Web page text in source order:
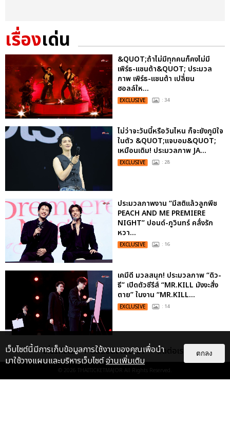
เรื่องเด่น
&QUOT;ถ้าไม่มีทุกคนก็คงไม่มี
เพิร์ธ-แซนต้า&QUOT; ประมวล
ภาพ เพิร์ธ-แซนต้า เปลี่ยน
ฮอลล์ให...
EXCLUSIVE : 34
ไม่ว่าจะวันนี้หรือวันไหน ก็จะยังภูมิใจ
ในตัว &QUOT;แจบอม&QUOT;
เหมือนเดิม! ประมวลภาพ JA...
EXCLUSIVE : 28
ประมวลภาพงาน “มีสติแล้วลูกพีช
PEACH AND ME PREMIERE
NIGHT” ปอนด์-ภูวินทร์ คลั่งรัก
หวา...
EXCLUSIVE : 16
เคมีดี มวลสนุก! ประมวลภาพ “ดิว-
ธี” เปิดตัวซีรีส์ “MR.KILL มังงะสั่ง
ตาย” ในงาน “MR.KILL...
EXCLUSIVE : 14
ประมวลภาพค่ำคืนแห่งความทรงจำ
ของ ITZY และมิดจีไทย ในวันที่
หัวใจส่องสว่างไปพร้อมกัน
EXCLUSIVE : 11
เกี่ยวกับเรา ติดต่อลงโฆษณา ติดต่อเรา
© 2026 THAITICKETMAJOR All Rights Reserved.
เว็บไซต์นี้มีการเก็บข้อมูลการใช้งานของคุณเพื่อนำ
มาใช้วางแผนและบริหารเว็บไซต์อ่านเพิ่มเติม
ตกลง